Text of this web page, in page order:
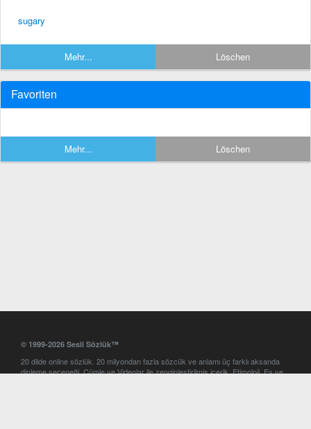
sugary
Mehr... Löschen
Favoriten
Mehr... Löschen
© 1999-2026 Sesli Sözlük™
20 dilde online sözlük. 20 milyondan fazla sözcük ve anlamı üç farklı aksanda
dinleme seçeneği. Cümle ve Videolar ile zenginleştirilmiş içerik. Etimoloji, Eş ve